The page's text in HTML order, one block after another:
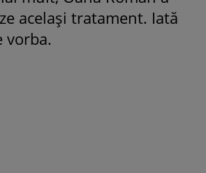
același tratament. Iată
vorba.